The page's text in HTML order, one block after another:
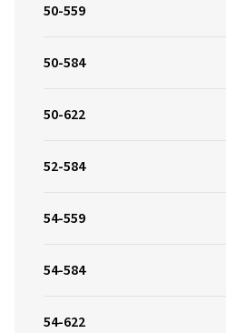
50-559
50-584
50-622
52-584
54-559
54-584
54-622